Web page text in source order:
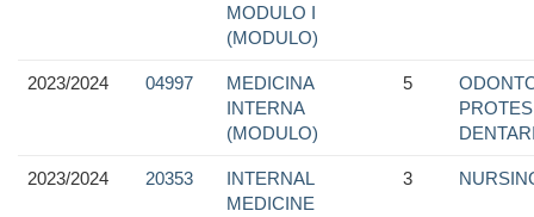
MODULO I
(MODULO)
2023/2024 04997
MEDICINA
INTERNA
(MODULO)
5
2023/2024 20353
INTERNAL
MEDICINE
3